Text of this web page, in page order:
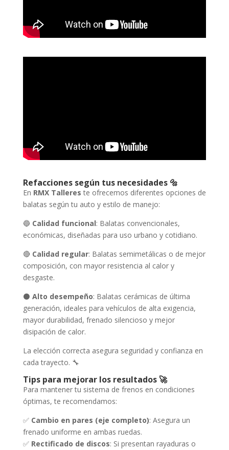
Refacciones según tus necesidades 🔩
En RMX Talleres te ofrecemos diferentes opciones de
balatas según tu auto y estilo de manejo:
🔵 Calidad funcional: Balatas convencionales,
económicas, diseñadas para uso urbano y cotidiano.
🔴 Calidad regular: Balatas semimetálicas o de mejor
composición, con mayor resistencia al calor y
desgaste.
⚫ Alto desempeño: Balatas cerámicas de última
generación, ideales para vehículos de alta exigencia,
mayor durabilidad, frenado silencioso y mejor
disipación de calor.
La elección correcta asegura seguridad y confianza en
cada trayecto. 🔧
Tips para mejorar los resultados 🚀
Para mantener tu sistema de frenos en condiciones
óptimas, te recomendamos:
✅ Cambio en pares (eje completo): Asegura un
frenado uniforme en ambas ruedas.
✅ Rectificado de discos: Si presentan rayaduras o